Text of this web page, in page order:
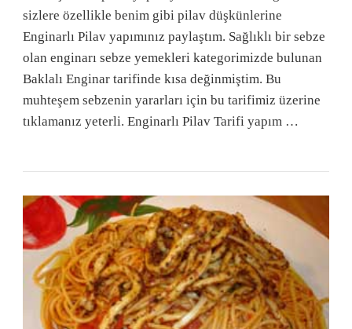
sizlere özellikle benim gibi pilav düşkünlerine
Enginarlı Pilav yapımınız paylaştım. Sağlıklı bir sebze
olan enginarı sebze yemekleri kategorimizde bulunan
Baklalı Enginar tarifinde kısa değinmiştim. Bu
muhteşem sebzenin yararları için bu tarifimiz üzerine
tıklamanız yeterli. Enginarlı Pilav Tarifi yapım …